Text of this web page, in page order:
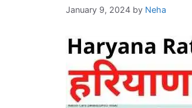
January 9, 2024 by Neha